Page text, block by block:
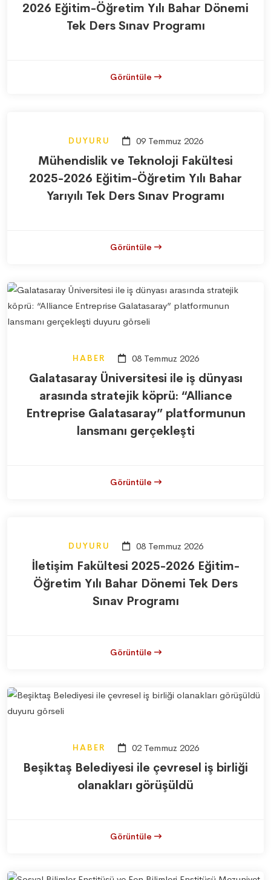
2026 Eğitim-Öğretim Yılı Bahar Dönemi
Tek Ders Sınav Programı
Görüntüle
DUYURU 09 Temmuz 2026
Mühendislik ve Teknoloji Fakültesi
2025-2026 Eğitim-Öğretim Yılı Bahar
Yarıyılı Tek Ders Sınav Programı
Görüntüle
HABER 08 Temmuz 2026
Galatasaray Üniversitesi ile iş dünyası
arasında stratejik köprü: “Alliance
Entreprise Galatasaray” platformunun
lansmanı gerçekleşti
Görüntüle
DUYURU 08 Temmuz 2026
İletişim Fakültesi 2025-2026 Eğitim-
Öğretim Yılı Bahar Dönemi Tek Ders
Sınav Programı
Görüntüle
HABER 02 Temmuz 2026
Beşiktaş Belediyesi ile çevresel iş birliği
olanakları görüşüldü
Görüntüle